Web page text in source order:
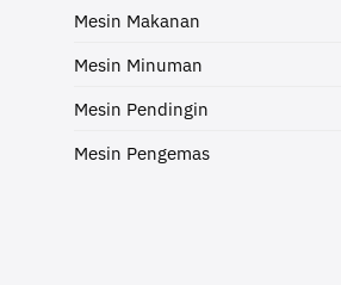
Mesin Makanan
Mesin Minuman
Mesin Pendingin
Mesin Pengemas